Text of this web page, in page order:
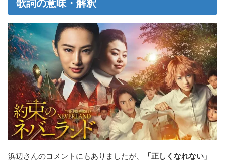
浜辺さんのコメントにもありましたが、 「正しくなれない」